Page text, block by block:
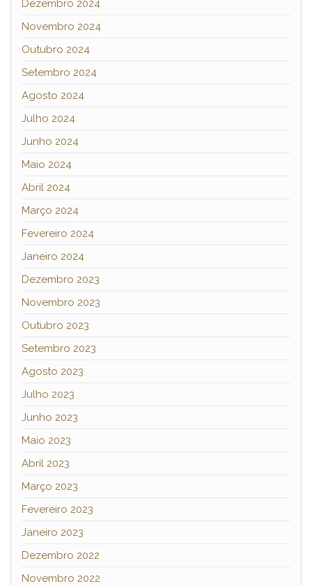
Dezembro 2024
Novembro 2024
Outubro 2024
Setembro 2024
Agosto 2024
Julho 2024
Junho 2024
Maio 2024
Abril 2024
Março 2024
Fevereiro 2024
Janeiro 2024
Dezembro 2023
Novembro 2023
Outubro 2023
Setembro 2023
Agosto 2023
Julho 2023
Junho 2023
Maio 2023
Abril 2023
Março 2023
Fevereiro 2023
Janeiro 2023
Dezembro 2022
Novembro 2022